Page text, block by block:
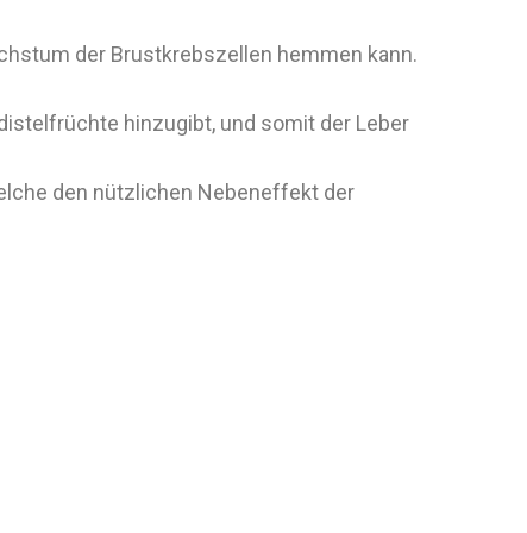
der Brustkrebszellen hemmen kann.
hinzugibt, und somit der Leber
den nützlichen Nebeneffekt der